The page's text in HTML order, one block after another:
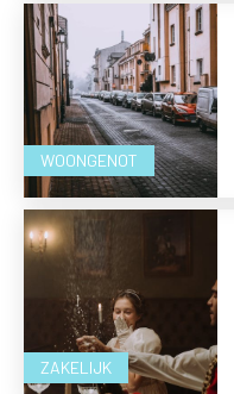
WOONGENOT
ZAKELIJK